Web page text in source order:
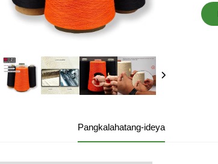
Pangkalahatang-ideya